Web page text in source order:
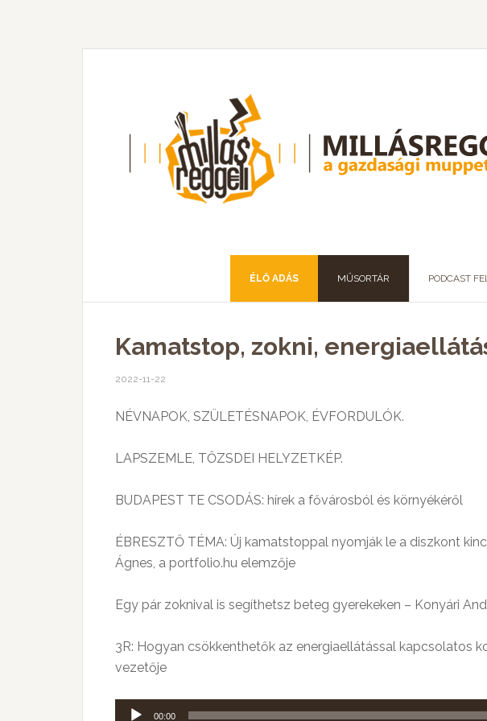
ÉLŐ ADÁS MŰSORTÁR PODCAST
Kamatstop, zokni,
2022-11-22
NÉVNAPOK, SZÜLETÉSNAPOK, ÉVFORDULÓK.
LAPSZEMLE, TŐZSDEI HELYZETKÉP.
BUDAPEST TE CSODÁS: hírek a fővárosból és környékéről
ÉBRESZTŐ TÉMA: Új kamatstoppal nyomják le a diszkont
Ágnes, a portfolio.hu elemzője
Egy pár zoknival is segíthetsz beteg gyerekeken – Konyári
3R: Hogyan csökkenthetők az energiaellátással kapcsolatos
vezetője
Audió
00:00